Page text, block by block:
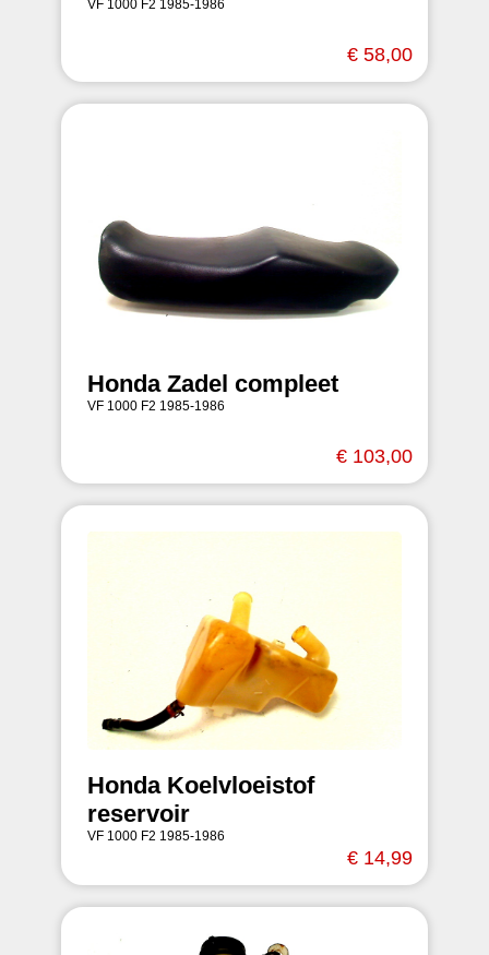
VF 1000 F2 1985-1986
€ 58,00
Honda Zadel compleet
VF 1000 F2 1985-1986
€ 103,00
Honda Koelvloeistof
reservoir
VF 1000 F2 1985-1986
€ 14,99